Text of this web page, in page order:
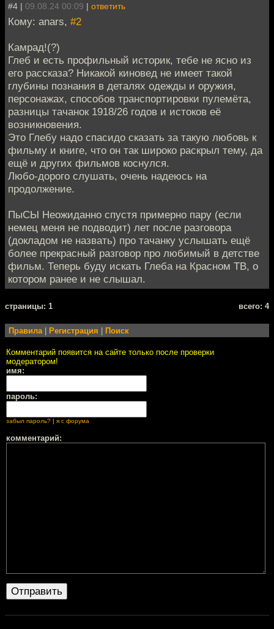
#4 | 09.08.24 00:09 | ответить
Кому: anars, #2
Камрад!(?)
Глеб и есть профильный историк, тебе не ясно из
его рассказа? Никакой киновед не имеет такой
глубины познания в деталях одежды и оружия,
персонажах, способов транспортировки пулемёта,
разницы тачанок 1918/26 годов и истоков её
возникновения.
Это Глебу надо спасидо сказать за такую любовь к
фильму и книге, что он так широко раскрыл тему, да
ещё и других фильмов коснулся.
Любо-дорого слушать, очень надеюсь на
продолжение.
ПыСЫ Неожиданно спустя примерно пару (если
немец меня не подводит) лет после разговора
(докладом не назвать) про тачанку услышать ещё
более прекрасный разговор про любимый в детстве
фильм. Теперь буду искать Глеба на Красном ТВ, о
котором ранее и не слышал.
cтраницы: 1 всего: 4
Правила | Регистрация | Поиск
Комментарий появится на сайте только после проверки
модератором!
имя:
пароль:
забыл пароль? | я с форума
комментарий: